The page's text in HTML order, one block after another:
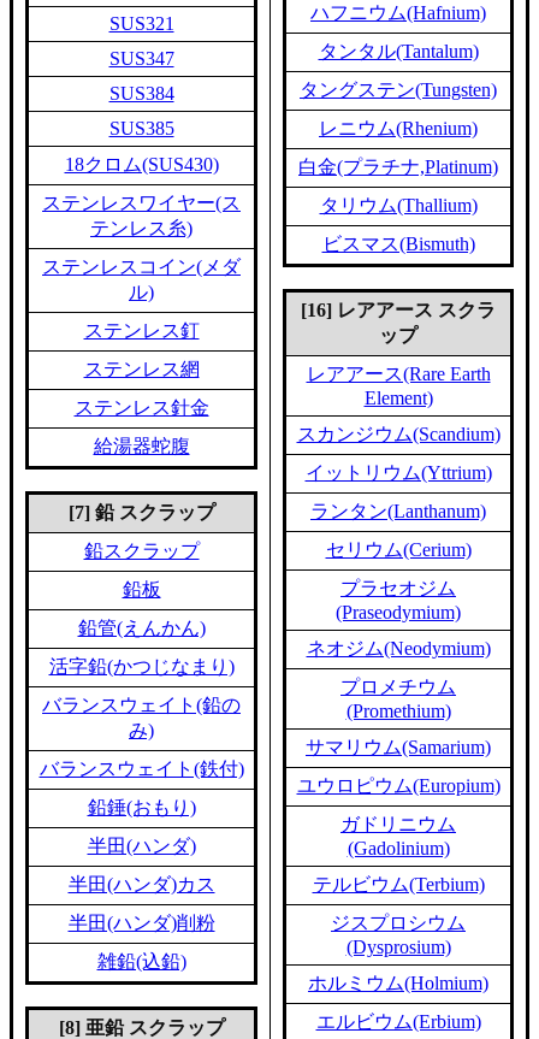
SUS321
SUS347
SUS384
SUS385
18クロム(SUS430)
ステンレスワイヤー(ス
テンレス糸)
ステンレスコイン(メダ
ル)
ステンレス釘
ステンレス網
ステンレス針金
給湯器蛇腹
[7] 鉛 スクラップ
鉛スクラップ
鉛板
鉛管(えんかん)
活字鉛(かつじなまり)
バランスウェイト(鉛の
み)
バランスウェイト(鉄付)
鉛錘(おもり)
半田(ハンダ)
半田(ハンダ)カス
半田(ハンダ)削粉
雑鉛(込鉛)
[8] 亜鉛 スクラップ
ハフニウム(Hafnium)
タンタル(Tantalum)
タングステン(Tungsten)
レニウム(Rhenium)
白金(プラチナ,Platinum)
タリウム(Thallium)
ビスマス(Bismuth)
[16] レアアース スクラ
ップ
レアアース(Rare Earth
Element)
スカンジウム(Scandium)
イットリウム(Yttrium)
ランタン(Lanthanum)
セリウム(Cerium)
プラセオジム
(Praseodymium)
ネオジム(Neodymium)
プロメチウム
(Promethium)
サマリウム(Samarium)
ユウロピウム(Europium)
ガドリニウム
(Gadolinium)
テルビウム(Terbium)
ジスプロシウム
(Dysprosium)
ホルミウム(Holmium)
エルビウム(Erbium)